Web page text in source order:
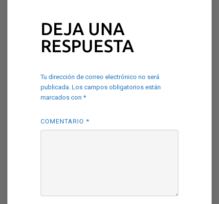
DEJA UNA
RESPUESTA
Tu dirección de correo electrónico no será
publicada. Los campos obligatorios están
marcados con *
COMENTARIO *